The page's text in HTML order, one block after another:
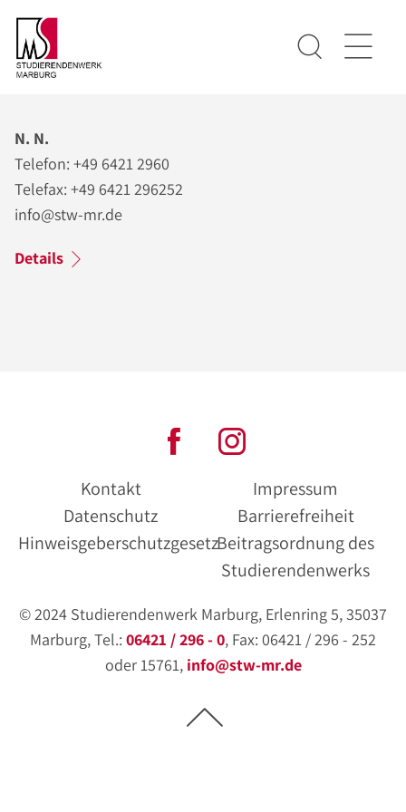
N. N.
Telefon: +49 6421 2960
Telefax: +49 6421 296252
info@stw-mr.de
Details
Kontakt
Impressum
Datenschutz
Barrierefreiheit
HinweisgeberschutzgesetzBeitragsordnung des
Studierendenwerks
© 2024 Studierendenwerk Marburg, Erlenring 5, 35037
Marburg, Tel.: 06421 / 296 - 0, Fax: 06421 / 296 - 252
oder 15761, info@stw-mr.de